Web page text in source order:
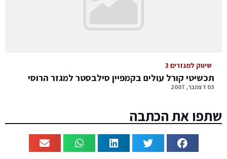
שיווק למגזרים 3
תכשיטי קורל עולים בקמפיין סילבסטר למגזר הרוסי
03 דצמבר, 2007
שתפו את הכתבה